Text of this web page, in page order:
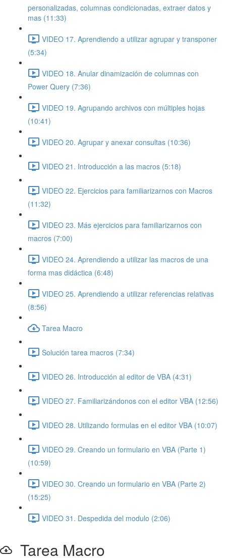
personalizadas, columnas condicionadas, extraer datos y
mas (11:33)
VIDEO 17. Aprendiendo a utilizar agrupar y transponer
(5:34)
VIDEO 18. Anular dinamización de columnas con
Power Query (7:36)
VIDEO 19. Agrupando archivos con múltiples hojas
(10:41)
VIDEO 20. Agrupar y anexar consultas (10:36)
VIDEO 21. Introducción a las macros (5:18)
VIDEO 22. Ejercicios para familiarizarnos con Macros
(11:32)
VIDEO 23. Más ejercicios para familiarizarnos con
macros (7:00)
VIDEO 24. Aprendiendo a utilizar las macros de una
forma mas didáctica (6:48)
VIDEO 25. Aprendiendo a utilizar referencias relativas
(8:56)
Tarea Macro
Solución tarea macros (7:34)
VIDEO 26. Introducción al editor de VBA (4:31)
VIDEO 27. Familiarizándonos con el editor VBA (12:56)
VIDEO 28. Utilizando formulas en el editor VBA (10:07)
VIDEO 29. Creando un formulario en VBA (Parte 1)
(10:59)
VIDEO 30. Creando un formulario en VBA (Parte 2)
(15:25)
VIDEO 31. Despedida del modulo (2:06)
Tarea Macro